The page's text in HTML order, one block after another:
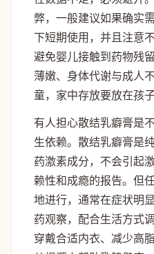
弊，一般建议如果确实
下短期使用，并且注意
避免婴儿接触到药物残
薄嫩、身体代谢与成人
童，家中存放要放在孩
有人担心散结乳癖膏是
生依赖。散结乳癖膏是
药激素成分，不会引起
赖性和成瘾的报告。但
地进行，通常在症状明
药观察，配合生活方式
穿戴合适内衣、减少高